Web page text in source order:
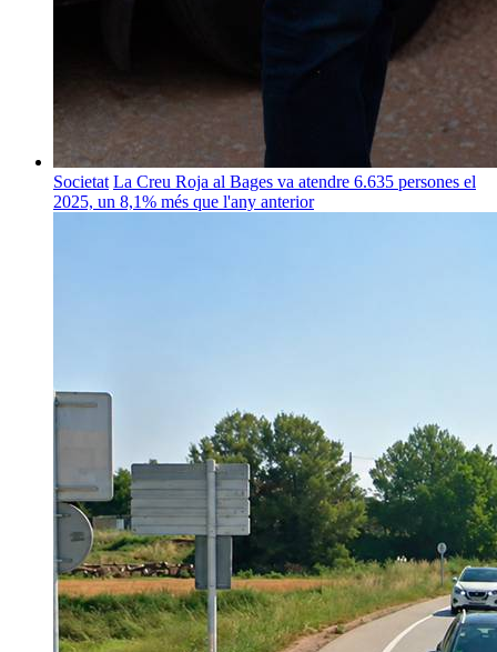
Societat La Creu Roja al Bages va atendre 6.635 persones el
2025, un 8,1% més que l'any anterior